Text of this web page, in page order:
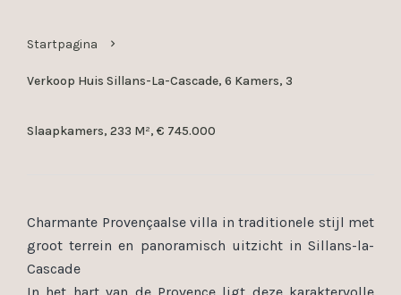
Startpagina
Verkoop Huis Sillans-La-Cascade, 6 Kamers, 3
Slaapkamers, 233 M², € 745.000
Charmante Provençaalse villa in traditionele stijl met
groot terrein en panoramisch uitzicht in Sillans-la-
Cascade